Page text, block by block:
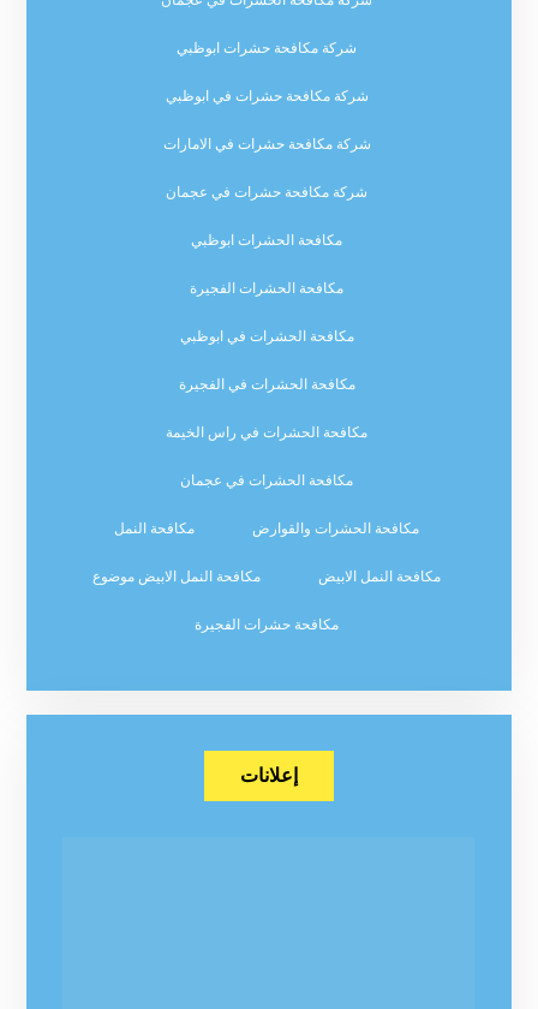
شركة مكافحة حشرات ابوظبي
شركة مكافحة حشرات في ابوظبي
شركة مكافحة حشرات في الامارات
شركة مكافحة حشرات في عجمان
مكافحة الحشرات ابوظبي
مكافحة الحشرات الفجيرة
مكافحة الحشرات في ابوظبي
مكافحة الحشرات في الفجيرة
مكافحة الحشرات في راس الخيمة
مكافحة الحشرات في عجمان
مكافحة الحشرات والقوارض مكافحة النمل
مكافحة النمل الابيض مكافحة النمل الابيض موضوع
مكافحة حشرات الفجيرة
إعلانات